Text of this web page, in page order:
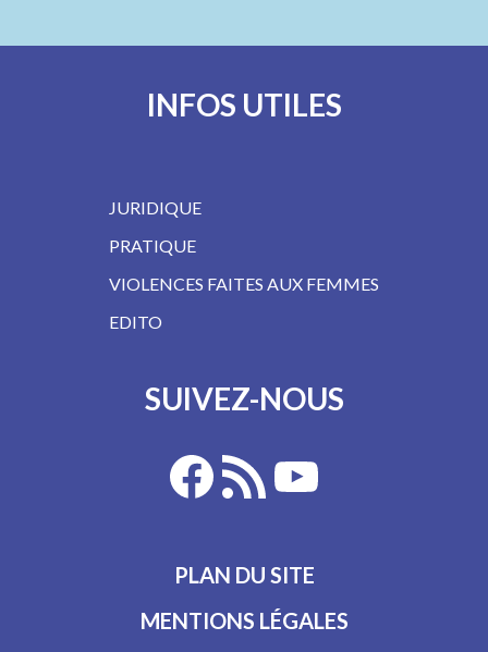
INFOS UTILES
JURIDIQUE
PRATIQUE
VIOLENCES FAITES AUX FEMMES
EDITO
SUIVEZ-NOUS
PLAN DU SITE
MENTIONS LÉGALES